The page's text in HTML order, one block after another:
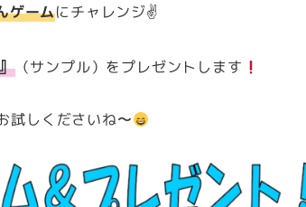
ゲームにチャレンジ✌️
（サンプル）をプレゼントします
試しくださいね〜